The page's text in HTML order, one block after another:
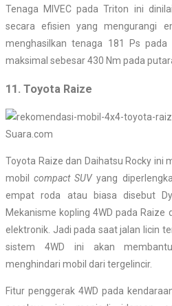
Tenaga MIVEC pada Triton ini
secara efisien yang mengurangi
menghasilkan tenaga 181 Ps
maksimal sebesar 430 Nm pada
11. Toyota Raize
Suara.com
Toyota Raize dan Daihatsu Rocky ini
mobilcompact SUVyang
empat roda atau biasa disebut
Mekanisme kopling 4WD pada Raize
elektronik. Jadi pada saat jalan licin
sistem 4WD ini akan
menghindari mobil dari tergelincir.
Fitur penggerak 4WD pada